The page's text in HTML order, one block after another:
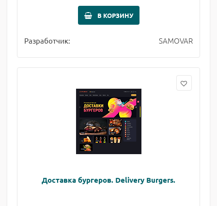
В КОРЗИНУ
Разработчик: SAMOVAR
Доставка бургеров. Delivery Burgers.